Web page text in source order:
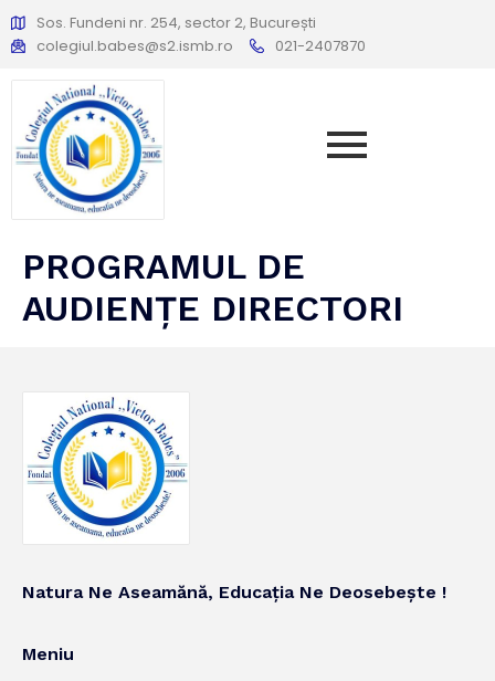
Sos. Fundeni nr. 254, sector 2, București
colegiul.babes@s2.ismb.ro
021-2407870
PROGRAMUL DE
AUDIENŢE DIRECTORI
Natura Ne Aseamănă, Educația Ne Deosebește !
Meniu